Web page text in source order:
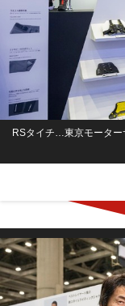
RSタイチ…東京モーター